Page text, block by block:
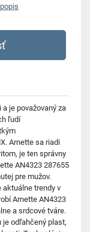
je považovaný za
ľudí
Arnette sa riadi
je ten správny
AN4323 287655
pre mužov.
aktuálne trendy v
Arnette AN4323
a srdcové tváre.
je odľahčený plast,